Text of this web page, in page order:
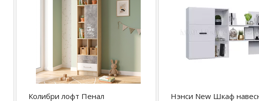
Колибри лофт Пенал
Нэнси New Шкаф